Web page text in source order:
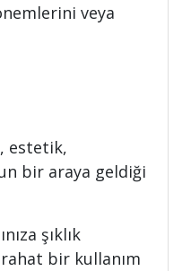
veya
estetik,
bir araya geldiği
şıklık
bir kullanım